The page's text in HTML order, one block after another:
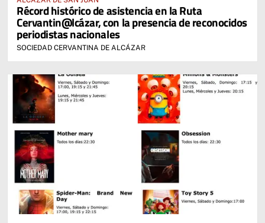
Récord histórico de asistencia en la Ruta
Cervantin@lcázar, con la presencia de reconocidos
periodistas nacionales
SOCIEDAD CERVANTINA DE ALCÁZAR